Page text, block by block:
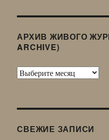
АРХИВ ЖИВОГО
ARCHIVE)
Архив
LJ
СВЕЖИЕ ЗАПИСИ